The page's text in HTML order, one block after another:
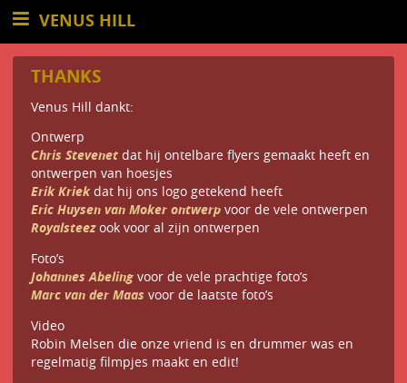
VENUS HILL
THANKS
Venus Hill dankt:
Ontwerp
Chris Stevenetdat hij ontelbare flyers gemaakt heeft en
ontwerpen van hoesjes
Erik Kriekdat hij ons logo getekend heeft
Eric Huysen van Moker ontwerpvoor de vele ontwerpen
Royalsteezook voor al zijn ontwerpen
Foto’s
Johannes Abelingvoor de vele prachtige foto’s
Marc van der Maas voor de laatste foto’s
Video
Robin Melsen die onze vriend is en drummer was en
regelmatig filmpjes maakt en edit!